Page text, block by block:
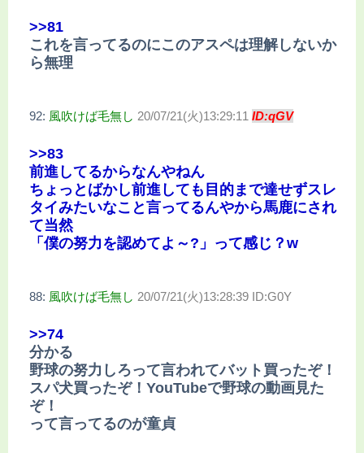
>>81
これを言ってるのにこのアスペは理解しないか
ら無理
92: 風吹けば毛無し 20/07/21(火)13:29:11 ID:qGV
>>83
前進してるからなんやねん
ちょっとばかし前進しても目的まで達せずスレ
タイみたいなこと言ってるんやから馬鹿にされ
て当然
「僕の努力を認めてよ～?」って感じ？w
88: 風吹けば毛無し 20/07/21(火)13:28:39 ID:G0Y
>>74
分かる
野球の努力しろって言われてバット買ったぞ！
スパ犬買ったぞ！YouTubeで野球の動画見た
ぞ！
って言ってるのが童貞